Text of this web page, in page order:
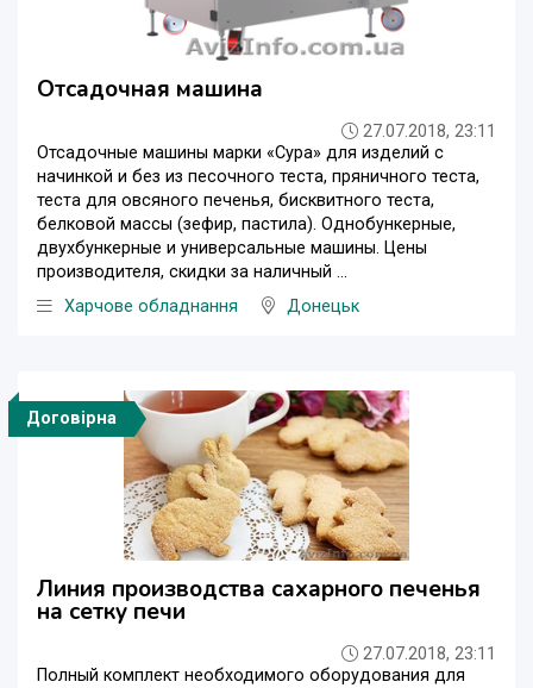
Отсадочная машина
27.07.2018, 23:11
Отсадочные машины марки «Сура» для изделий с
начинкой и без из песочного теста, пряничного теста,
теста для овсяного печенья, бисквитного теста,
белковой массы (зефир, пастила). Однобункерные,
двухбункерные и универсальные машины. Цены
производителя, скидки за наличный ...
Харчове обладнання
Донецьк
Договірна
Линия производства сахарного печенья
на сетку печи
27.07.2018, 23:11
Полный комплект необходимого оборудования для